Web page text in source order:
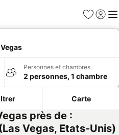
Favoris
Se
Personnes et chambres
2 personnes, 1 chambre
Carte
près de :
Vegas, Etats-Unis)